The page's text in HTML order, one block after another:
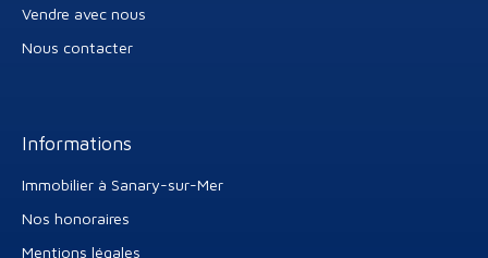
Vendre avec nous
Nous contacter
Informations
Immobilier à Sanary-sur-Mer
Nos honoraires
Mentions légales